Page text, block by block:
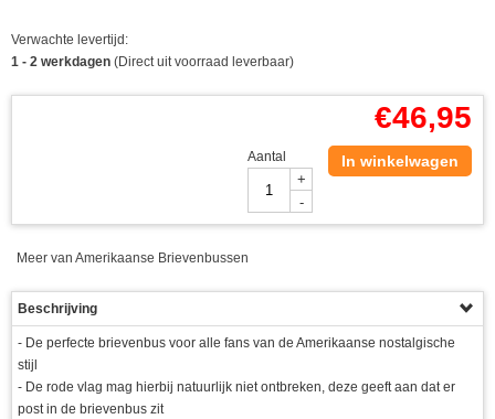
Verwachte levertijd:
1 - 2 werkdagen (Direct uit voorraad leverbaar)
€46,95
Aantal
+
-
In winkelwagen
Meer van Amerikaanse Brievenbussen
Beschrijving
- De perfecte brievenbus voor alle fans van de Amerikaanse nostalgische
stijl
- De rode vlag mag hierbij natuurlijk niet ontbreken, deze geeft aan dat er
post in de brievenbus zit